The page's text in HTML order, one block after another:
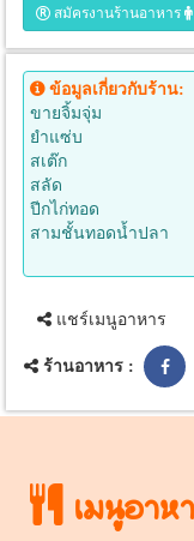
สมัครงานร้านอาหาร
ข้อมูลเกี่ยวกับร้าน:
ขายจิ้มจุ่ม
ยำแซ่บ
สเต๊ก
สลัด
ปีกไก่ทอด
สามชั้นทอดน้ำปลา
แชร์เมนูอาหาร
ร้านอาหาร :
เมนูอาห